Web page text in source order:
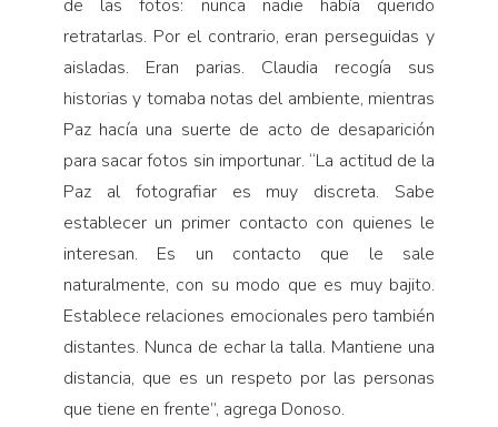
de las fotos: nunca nadie había querido
retratarlas. Por el contrario, eran perseguidas y
aisladas. Eran parias. Claudia recogía sus
historias y tomaba notas del ambiente, mientras
Paz hacía una suerte de acto de desaparición
para sacar fotos sin importunar. “La actitud de la
Paz al fotografiar es muy discreta. Sabe
establecer un primer contacto con quienes le
interesan. Es un contacto que le sale
naturalmente, con su modo que es muy bajito.
Establece relaciones emocionales pero también
distantes. Nunca de echar la talla. Mantiene una
distancia, que es un respeto por las personas
que tiene en frente”, agrega Donoso.